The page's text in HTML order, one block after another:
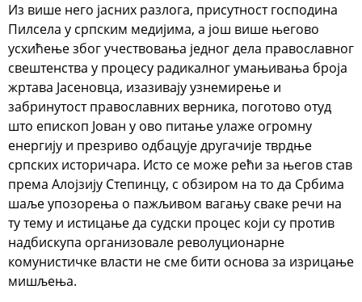
Из више него јасних разлога, присутност господина
Пилсела у српским медијима, а још више његово
усхићење због учествовања једног дела православног
свештенства у процесу радикалног умањивања броја
жртава Јасеновца, изазивају узнемирење и
забринутост православних верника, поготово отуд
што епископ Јован у ово питање улаже огромну
енергију и презриво одбацује другачије тврдње
српских историчара. Исто се може рећи за његов став
према Алојзију Степинцу, с обзиром на то да Србима
шаље упозорења о пажљивом вагању сваке речи на
ту тему и истицање да судски процес који су против
надбискупа организовале револуционарне
комунистичке власти не сме бити основа за изрицање
мишљења.